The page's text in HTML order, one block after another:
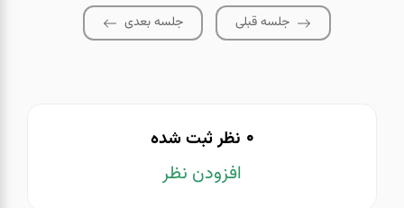
جلسه قبلی جلسه بعدی
0 نظر ثبت شده
افزودن نظر